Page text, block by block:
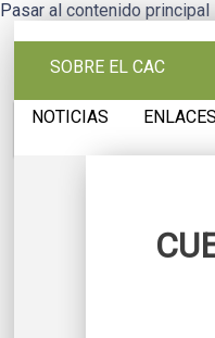
Pasar al contenido principal
SOBRE EL CAC
NOTICIAS ENLACES